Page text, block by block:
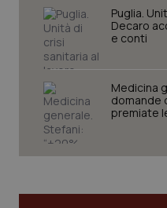
Puglia.
Decaro
e conti
Medicina
domande
premiate
Necessari
I cookie necessari
navigazione sulle
protette del sito. Il sito
funzionare
Nome